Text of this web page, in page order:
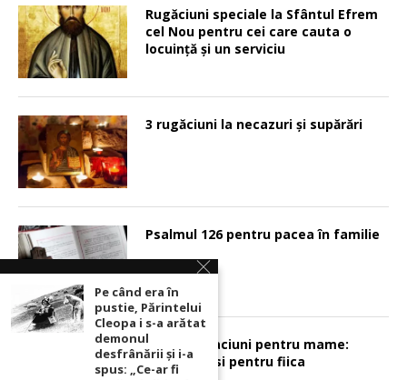
Rugăciuni speciale la Sfântul Efrem
cel Nou pentru cei care cauta o
locuinţă şi un serviciu
3 rugăciuni la necazuri și supărări
Psalmul 126 pentru pacea în familie
Sunt 2 rugaciuni pentru mame:
pentru fiu si pentru fiica
Pe când era în
pustie, Părintelui
Cleopa i s-a arătat
demonul
desfrânării şi i-a
spus: „Ce-ar fi